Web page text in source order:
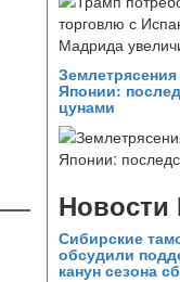
Японии:
цунами
Новости
Сибирские
обсудили
канун сезона